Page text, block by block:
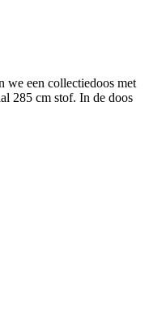
we een collectiedoos met
285 cm stof. In de doos